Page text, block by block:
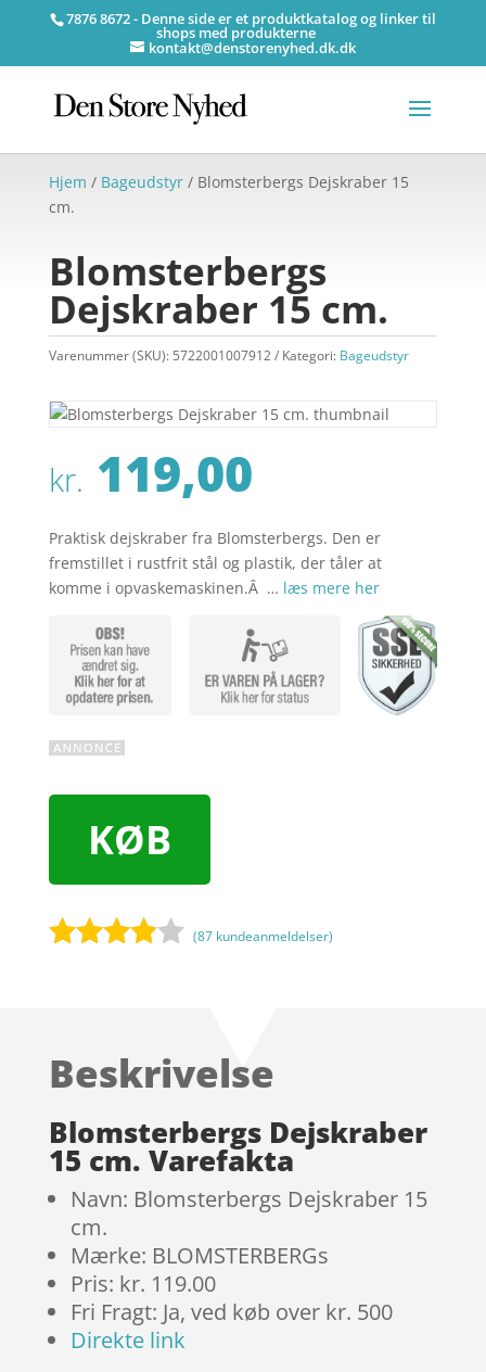
7876 8672 - Denne side er et produktkatalog og linker til
shops med produkterne
kontakt@denstorenyhed.dk.dk
Hjem / Bageudstyr/ Blomsterbergs Dejskraber 15
cm.
Blomsterbergs
Dejskraber 15 cm.
Varenummer (SKU): 5722001007912 Kategori: Bageudstyr
kr. 119,00
Praktisk dejskraber fra Blomsterbergs. Den er
fremstillet i rustfrit stål og plastik, der tåler at
komme i opvaskemaskinen.Â … læs mere her
KØB
på
ømmels
er
(87 kundeanmeldelser)
Beskrivelse
Blomsterbergs Dejskraber
15 cm. Varefakta
Navn: Blomsterbergs Dejskraber 15
cm.
Mærke: BLOMSTERBERGs
Pris: kr. 119.00
Fri Fragt: Ja, ved køb over kr. 500
Direkte link